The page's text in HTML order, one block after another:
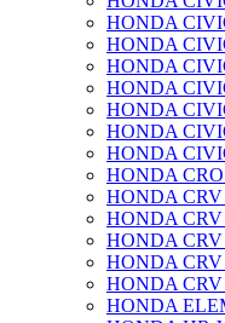
HONDA
HONDA
HONDA
HONDA
HONDA
HONDA
HONDA
HONDA
HONDA CRV
HONDA CRV
HONDA CRV
HONDA CRV
HONDA CRV
HONDA